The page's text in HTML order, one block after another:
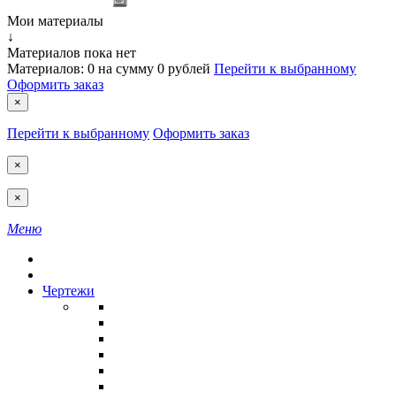
Мои материалы
↓
Материалов пока нет
Материалов: 0 на сумму 0 рублей Перейти к выбранному
Оформить заказ
×
Перейти к выбранному Оформить заказ
×
×
Меню
Чертежи